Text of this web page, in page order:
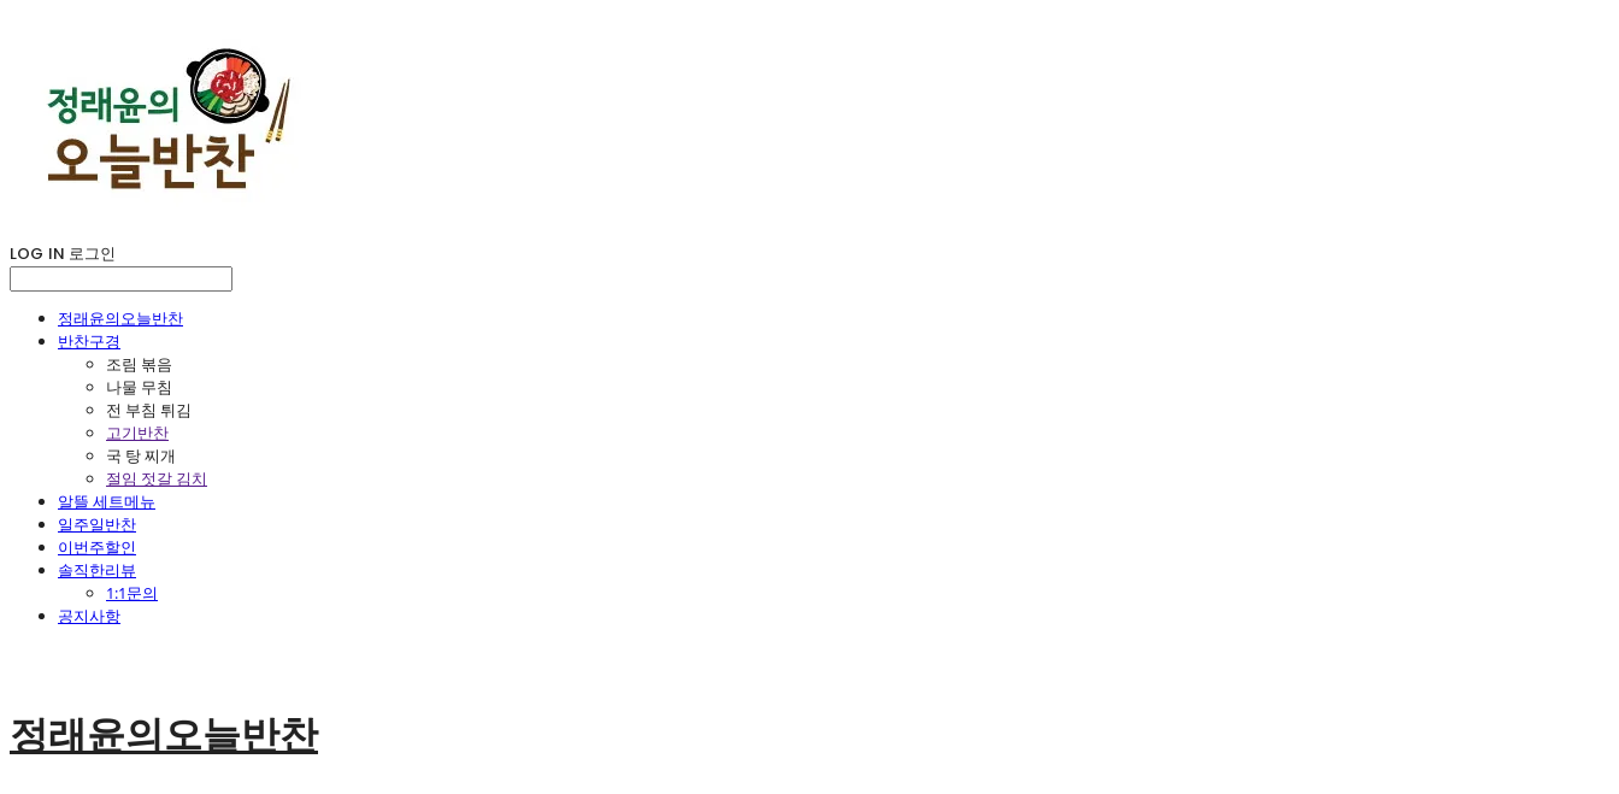
LOG IN 로그인
정래윤의오늘반찬
반찬구경
조림 볶음
나물 무침
전 부침 튀김
고기반찬
국 탕 찌개
절임 젓갈 김치
알뜰 세트메뉴
일주일반찬
이번주할인
솔직한리뷰
1:1문의
공지사항
정래윤의오늘반찬